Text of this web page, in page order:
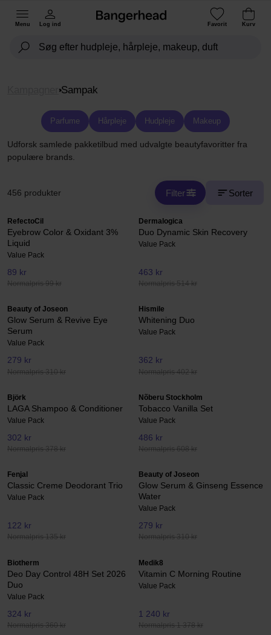
Menu Log ind Favorit Kurv
Sampak
Parfume Hårpleje Hudpleje Makeup
Udforsk samlede pakketilbud med udvalgte beautyfavoritter fra
populære brands.
456 produkter Filter Sorter
RefectoCil
Eyebrow Color & Oxidant 3%
Liquid
Value Pack
89 kr
Normalpris 99 kr
Dermalogica
Duo Dynamic Skin Recovery
Value Pack
463 kr
Normalpris 514 kr
Beauty of Joseon
Glow Serum & Revive Eye
Serum
Value Pack
279 kr
Normalpris 310 kr
Hismile
Whitening Duo
Value Pack
362 kr
Normalpris 402 kr
Björk
LAGA Shampoo & Conditioner
Value Pack
302 kr
Normalpris 378 kr
Nõberu Stockholm
Tobacco Vanilla Set
Value Pack
486 kr
Normalpris 608 kr
Fenjal
Classic Creme Deodorant Trio
Value Pack
122 kr
Normalpris 135 kr
Beauty of Joseon
Glow Serum & Ginseng Essence
Water
Value Pack
279 kr
Normalpris 310 kr
Biotherm
Deo Day Control 48H Set 2026
Duo
Value Pack
324 kr
Normalpris 360 kr
Medik8
Vitamin C Morning Routine
Value Pack
1 240 kr
Normalpris 1 378 kr